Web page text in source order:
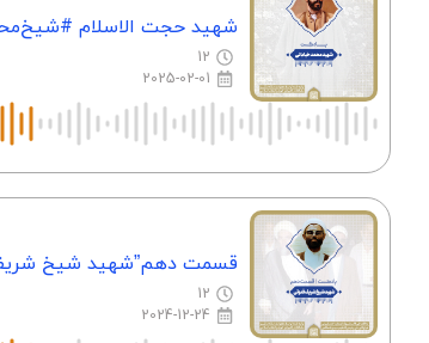
شهید حجت‌ الاسلام
12
2025-02-01
قسمت دهم”شهید شیخ
12
2024-12-24